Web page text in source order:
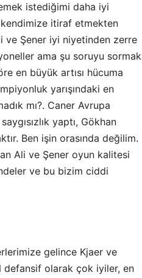
istediğimi daha iyi
itiraf etmekten
ve Şener iyi niyetinden zerre
ama şu soruyu sormak
en büyük artısı hücuma
yarışındaki en
mı?. Caner Avrupa
yaptı, Gökhan
Ben işin orasında değilim.
Ali ve Şener oyun kalitesi
ve bu bizim ciddi
gelince Kjaer ve
defansif olarak çok iyiler, en